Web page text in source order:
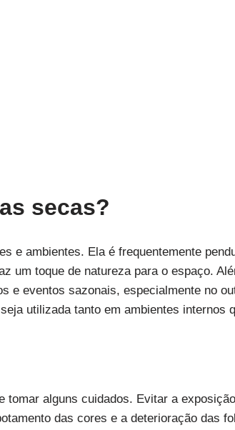
secas?
e ambientes. Ela é frequentemente
um toque de natureza para o espaço.
e eventos sazonais, especialmente no
utilizada tanto em ambientes internos
alguns cuidados. Evitar a
das cores e a deterioração das